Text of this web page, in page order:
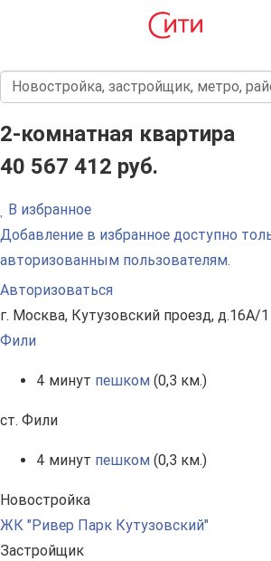
2-комнатная квартира
40 567 412 руб.
В избранное
Добавление в избранное доступно
авторизованным пользователям.
Авторизоваться
г. Москва, Кутузовский проезд, д.16А/1
Фили
4 минут пешком (0,3 км.)
ст. Фили
4 минут пешком (0,3 км.)
Новостройка
ЖК "Ривер Парк Кутузовский"
Застройщик